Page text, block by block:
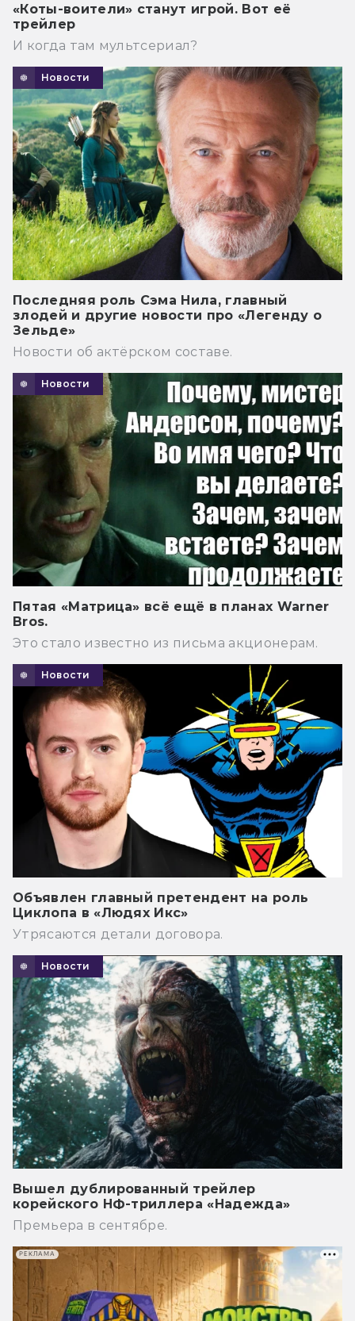
«Коты-воители» станут игрой. Вот её
трейлер
И когда там мультсериал?
Новости
Последняя роль Сэма Нила, главный
злодей и другие новости про «Легенду о
Зельде»
Новости об актёрском составе.
Новости
Пятая «Матрица» всё ещё в планах Warner
Bros.
Это стало известно из письма акционерам.
Новости
Объявлен главный претендент на роль
Циклопа в «Людях Икс»
Утрясаются детали договора.
Новости
Вышел дублированный трейлер
корейского НФ-триллера «Надежда»
Премьера в сентябре.
РЕКЛАМА